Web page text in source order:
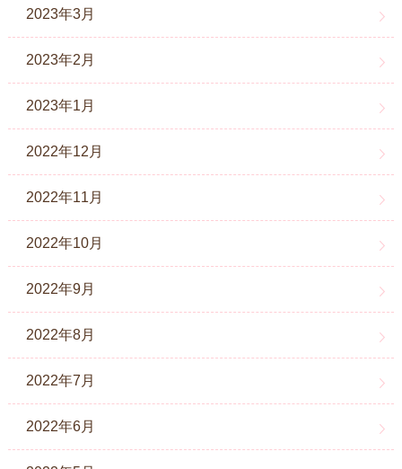
2023年3月
2023年2月
2023年1月
2022年12月
2022年11月
2022年10月
2022年9月
2022年8月
2022年7月
2022年6月